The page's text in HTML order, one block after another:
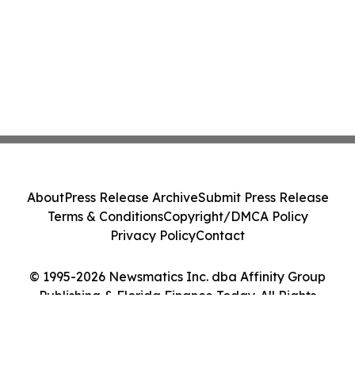
© 1995-2026 Newsmatics Inc. dba Affinity Group
Publishing & Florida Finance Today. All Rights
AboutPress Release ArchiveSubmit Press Release
Terms & ConditionsCopyright/DMCA Policy
Privacy PolicyContact